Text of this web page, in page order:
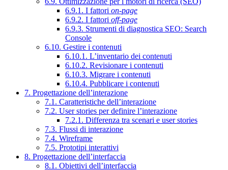
6.9.1. I fattori on-page
6.9.2. I fattori off-page
6.9.3. Strumenti di diagnostica SEO: Search
Console
6.10. Gestire i contenuti
6.10.1. L’inventario dei contenuti
6.10.2. Revisionare i contenuti
6.10.3. Migrare i contenuti
6.10.4. Pubblicare i contenuti
7. Progettazione dell’interazione
7.1. Caratteristiche dell’interazione
7.2. User stories per definire l’interazione
7.2.1. Differenza tra scenari e user stories
7.3. Flussi di interazione
7.4. Wireframe
7.5. Prototipi interattivi
8. Progettazione dell’interfaccia
8.1. Obiettivi dell’interfaccia